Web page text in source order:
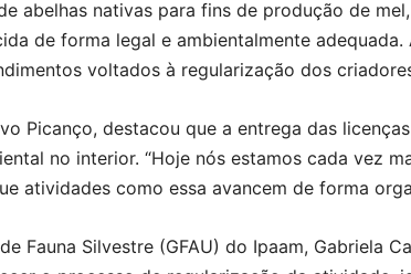
abelhas nativas para fins de produção de
de forma legal e ambientalmente
voltados à regularização dos
Picanço, destacou que a entrega das
no interior. “Hoje nós estamos cada vez
atividades como essa avancem de forma
Fauna Silvestre (GFAU) do Ipaam, Gabriela